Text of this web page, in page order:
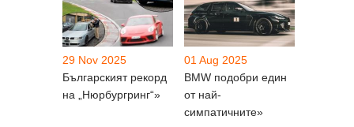
29 Nov 2025
Българският рекорд
на „Нюрбургринг“»
01 Aug 2025
BMW подобри един
от най-
симпатичните»